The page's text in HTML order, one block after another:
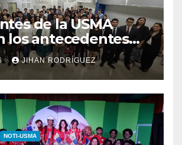
de la USMA
los antecedentes
Romano junto a
invitada
JIHAN RODRÍGUEZ
NOTI-USMA